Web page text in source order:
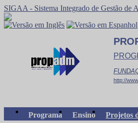
SIGAA - Sistema Integrado de Gestão de
http://
Programa Ensino Projetos